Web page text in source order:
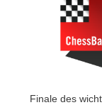
Finale des